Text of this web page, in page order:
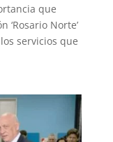
que
‘Rosario Norte’
servicios que